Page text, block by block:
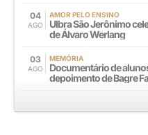
04
AGO
AMOR PELO ENSINO
Ulbra São Jerônimo
de Álvaro Werlang
03
AGO
MEMÓRIA
Documentário de
depoimento de Bagre